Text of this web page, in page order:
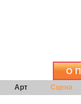
О
Арт Сцена